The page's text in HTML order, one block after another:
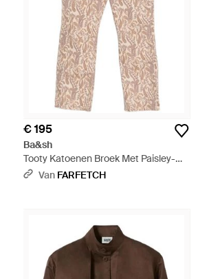
€ 195
Ba&sh
Tooty Katoenen Broek Met Paisley-
Print - Naturel
Van FARFETCH